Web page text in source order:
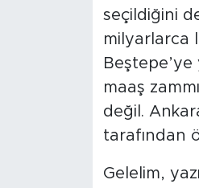
seçildiğini
milyarlarca
maaş
değil.
tarafından
Gelelim,